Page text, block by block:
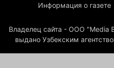
Информация о газете
Владелец сайта - ООО "Media
выдано Узбекским